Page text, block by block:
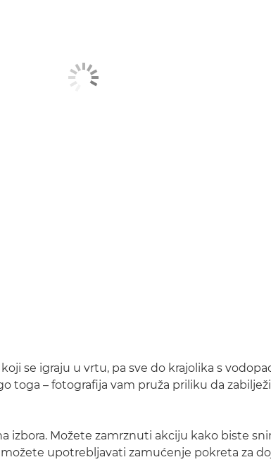
se igraju u vrtu, pa sve do krajolika s
toga – fotografija vam pruža priliku da
izbora. Možete zamrznuti akciju kako biste
upotrebljavati zamućenje pokreta za